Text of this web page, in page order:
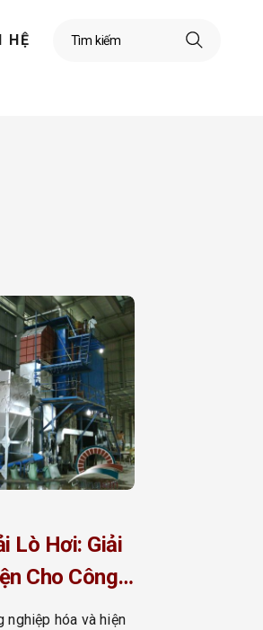
HỆ
Lò Hơi: Giải
Cho Công
2025
nghiệp hóa và hiện